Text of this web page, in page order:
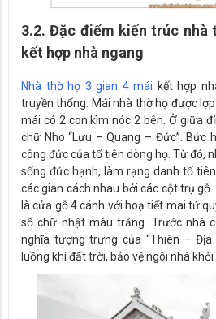
3.2. Đặc điểm kiến trúc nhà
kết hợp nhà ngang
Nhà thờ họ 3 gian 4 mái kết hợp
truyền thống. Mái nhà thờ họ được
mái có 2 con kìm nóc 2 bên. Ở giữa
chữ Nho “Lưu – Quang – Đức”. Bức
công đức của tổ tiên dòng họ. Từ đó,
sống đức hạnh, làm rạng danh tổ
các gian cách nhau bởi các cột trụ
là cửa gỗ 4 cánh với hoạ tiết mai tứ
sổ chữ nhật màu trắng. Trước nhà
nghĩa tượng trưng của “Thiên – Địa
luồng khí đất trời, bảo vệ ngôi nhà khỏi